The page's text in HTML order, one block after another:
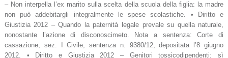
– Non interpella l’ex marito sulla scelta della scuola della figlia: la madre
non può addebitargli integralmente le spese scolastiche. • Diritto e
Giustizia 2012 – Quando la paternità legale prevale su quella naturale,
nonostante l’azione di disconoscimeto. Nota a sentenza: Corte di
cassazione, sez. I Civile, sentenza n. 9380/12, depositata l’8 giugno
2012. • Diritto e Giustizia 2012 – Genitori tossicodipendenti: sì